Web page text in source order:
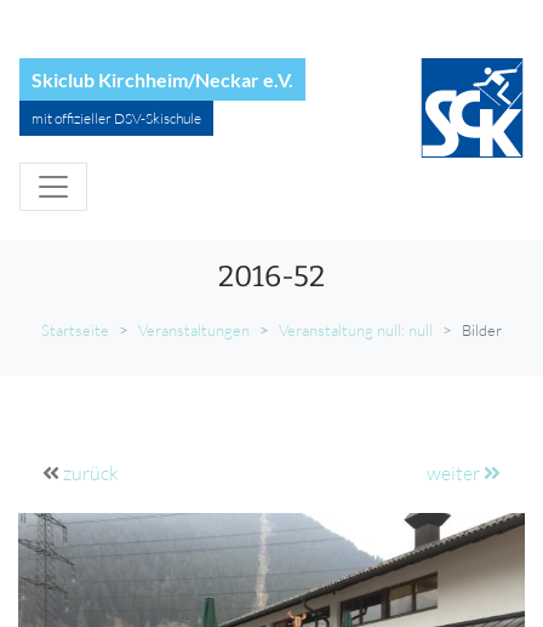
Skiclub Kirchheim/Neckar e.V.
mit offizieller DSV-Skischule
2016-52
Startseite Veranstaltungen Veranstaltung null: null Bilder
zurück weiter